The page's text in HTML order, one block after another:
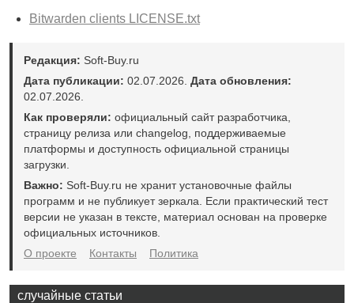
Bitwarden clients LICENSE.txt
Редакция: Soft-Buy.ru
Дата публикации: 02.07.2026. Дата обновления:
02.07.2026.
Как проверяли: официальный сайт разработчика,
страницу релиза или changelog, поддерживаемые
платформы и доступность официальной страницы
загрузки.
Важно: Soft-Buy.ru не хранит установочные файлы
программ и не публикует зеркала. Если практический тест
версии не указан в тексте, материал основан на проверке
официальных источников.
О проекте
Контакты Политика
случайные статьи